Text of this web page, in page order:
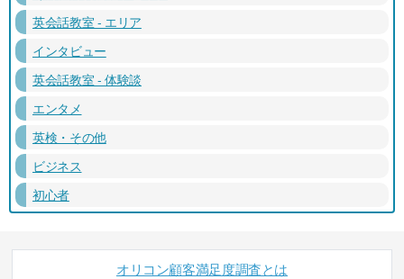
英会話教室 - エリア
インタビュー
英会話教室 - 体験談
エンタメ
英検・その他
ビジネス
初心者
オリコン顧客満足度調査とは